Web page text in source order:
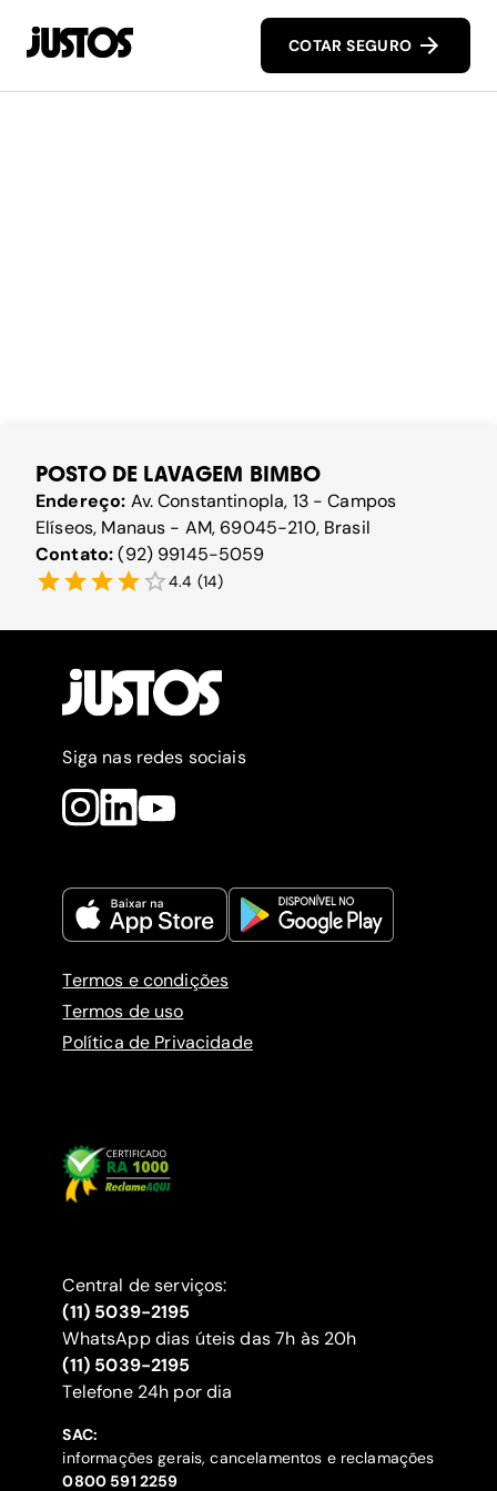
COTAR SEGURO
POSTO DE LAVAGEM BIMBO
Endereço: Av. Constantinopla, 13 - Campos
Elíseos, Manaus - AM, 69045-210, Brasil
Contato:(92) 99145-5059
4.4 (14)
Siga nas redes sociais
Termos e condições
Termos de uso
Política de Privacidade
Central de serviços:
(11) 5039-2195
WhatsApp dias úteis das 7h às 20h
(11) 5039-2195
‍Telefone 24h por dia
SAC:
informações gerais, cancelamentos e reclamações
‍0800 591 2259